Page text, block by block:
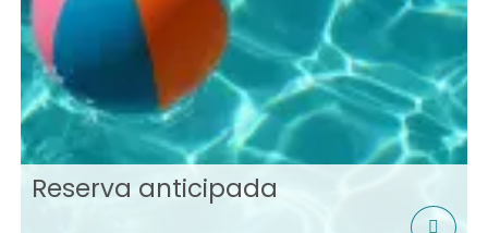
Reserva anticipada